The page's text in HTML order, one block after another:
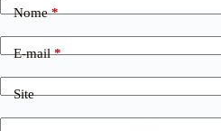
Nome*
E-mail*
Site